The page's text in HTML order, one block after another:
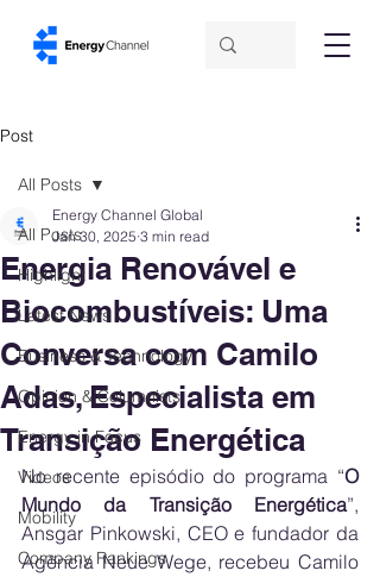
Post
All Posts
Highlight
Latest News
Business & Technology
Opinion & Columnists
Energy in Focus
Videos
Mobility
Company Rankings
All Posts
Energia Renovável e
Biocombustíveis: Uma
Conversa com Camilo
Adas, Especialista em
Transição Energética
Energy Channel Global
Jan 30, 2025 3 min read
No recente episódio do programa “O
Mundo da Transição Energética”,
Ansgar Pinkowski, CEO e fundador da
Agência Neue Wege, recebeu Camilo